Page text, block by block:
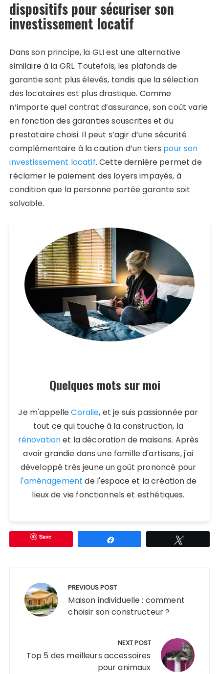
dispositifs pour sécuriser son
investissement locatif
Dans son principe, la GLI est une alternative
similaire à la GRL. Toutefois, les plafonds de
garantie sont plus élevés, tandis que la sélection
des locataires est plus drastique. Comme
n’importe quel contrat d’assurance, son coût varie
en fonction des garanties souscrites et du
prestataire choisi. Il peut s’agir d’une sécurité
complémentaire à la caution d’un tiers pour son
investissement locatif. Cette dernière permet de
réclamer le paiement des loyers impayés, à
condition que la personne portée garante soit
solvable.
Quelques mots sur moi
Je m'appelleCoralie, et je suis passionnée par
tout ce qui touche à la construction, la
rénovationet la décoration de maisons. Après
avoir grandie dans une famille d'artisans, j'ai
développé très jeune un goût prononcé pour
l'aménagement de l'espace et la création de
lieux de vie fonctionnels et esthétiques.
Save
l’article
PREVIOUS POST
Maison individuelle : comment
choisir son constructeur ?
NEXT POST
Top 5 des meilleurs accessoires
pour animaux